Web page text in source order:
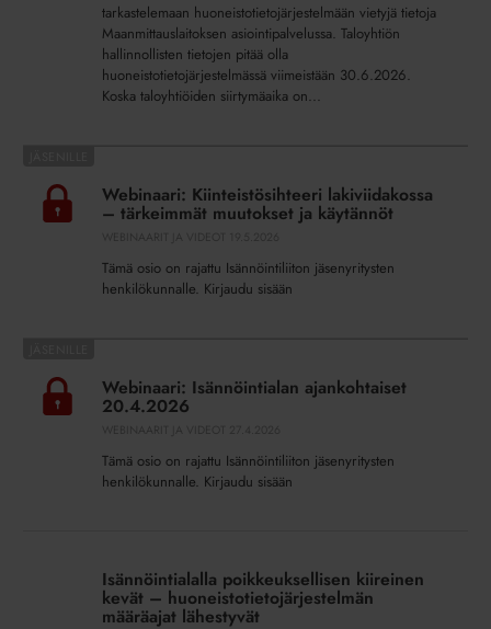
tarkastelemaan huoneistotietojärjestelmään vietyjä tietoja
Maanmittauslaitoksen asiointipalvelussa. Taloyhtiön
hallinnollisten tietojen pitää olla
huoneistotietojärjestelmässä viimeistään 30.6.2026.
Koska taloyhtiöiden siirtymäaika on...
Kiinteistösihteeri
lakiviidakossaWebinaari: Kiinteistösihteeri lakiviidakossa
– tärkeimmät muutokset ja käytännöt
Tämä osio on rajattu Isännöintiliiton jäsenyritysten
henkilökunnalle. Kirjaudu sisään
Isännöintialan
ajankohtaiset
20.4.2026
Webinaari: Isännöintialan ajankohtaiset
20.4.2026
Tämä osio on rajattu Isännöintiliiton jäsenyritysten
henkilökunnalle. Kirjaudu sisään
Isännöintialalla poikkeuksellisen kiireinen
kevät – huoneistotietojärjestelmän
määräajat lähestyvät